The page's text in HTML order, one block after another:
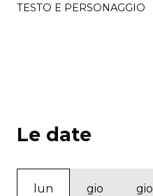
TESTO E PERSONAGGIO
Le date
lun gio gio